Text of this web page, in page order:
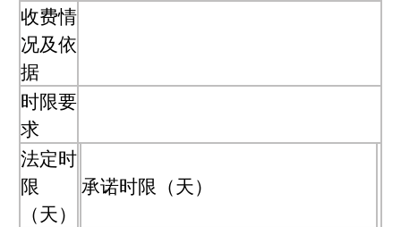
收费情
况及依
据
时限要
求
法定时
限
（天）
承诺时限（天）